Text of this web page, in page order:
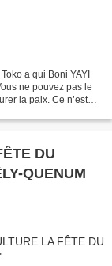
a qui Boni YAYI
ne pouvez pas le
la paix. Ce n’est
DU
QUENUM